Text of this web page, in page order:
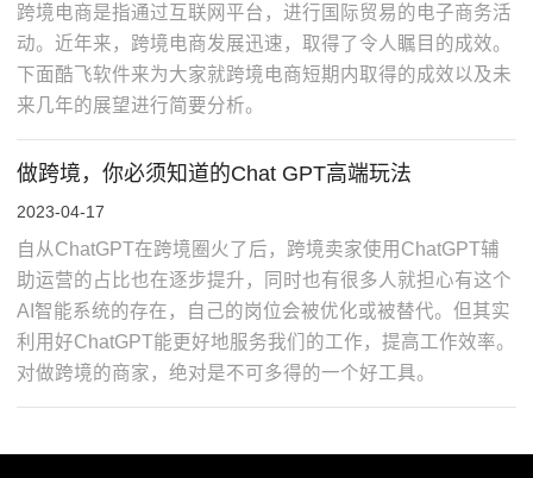
跨境电商是指通过互联网平台，进行国际贸易的电子商务活
动。近年来，跨境电商发展迅速，取得了令人瞩目的成效。
下面酷飞软件来为大家就跨境电商短期内取得的成效以及未
来几年的展望进行简要分析。
做跨境，你必须知道的Chat GPT高端玩法
2023-04-17
自从ChatGPT在跨境圈火了后，跨境卖家使用ChatGPT辅
助运营的占比也在逐步提升，同时也有很多人就担心有这个
AI智能系统的存在，自己的岗位会被优化或被替代。但其实
利用好ChatGPT能更好地服务我们的工作，提高工作效率。
对做跨境的商家，绝对是不可多得的一个好工具。